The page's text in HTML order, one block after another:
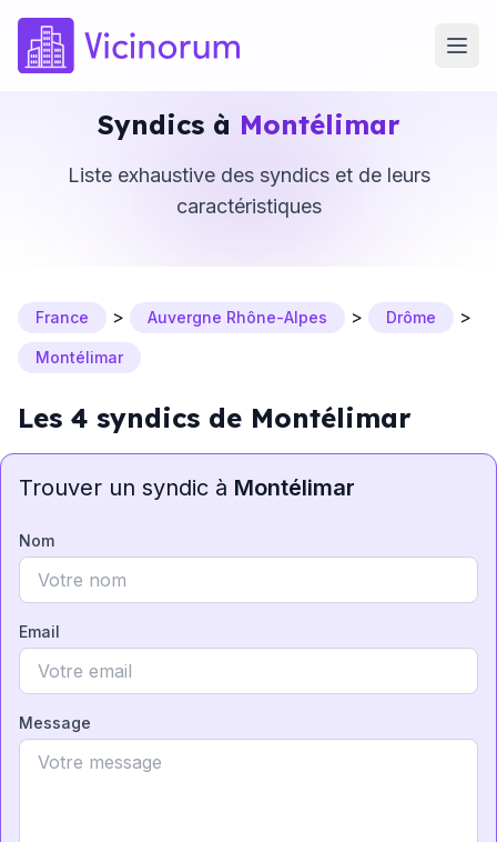
Syndics à Montélimar
Liste exhaustive des syndics et de leurs
caractéristiques
France > Auvergne Rhône-Alpes > Drôme >
Montélimar
Les 4 syndics de Montélimar
Trouver un syndic à Montélimar
Nom
Email
Message